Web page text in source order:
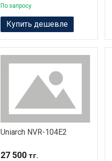
По запросу
Купить дешевле
Uniarch NVR-104E2
27 500тг.